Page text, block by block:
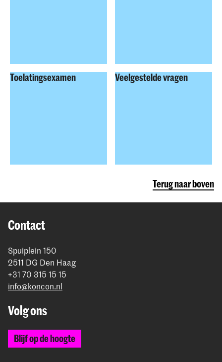
Toelatingsexamen Veelgestelde vragen
Terug naar boven
Contact
Spuiplein 150
2511 DG Den Haag
+31 70 315 15 15
info@koncon.nl
Volg ons
Blijf op de hoogte